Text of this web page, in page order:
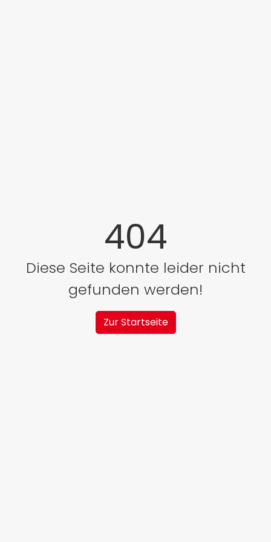
404
Diese Seite konnte leider nicht
gefunden werden!
Zur Startseite